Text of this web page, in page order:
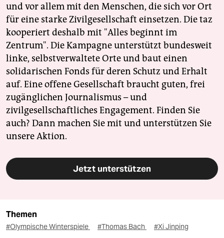
und vor allem mit den Menschen, die sich vor Ort
für eine starke Zivilgesellschaft einsetzen. Die taz
kooperiert deshalb mit "Alles beginnt im
Zentrum". Die Kampagne unterstützt bundesweit
linke, selbstverwaltete Orte und baut einen
solidarischen Fonds für deren Schutz und Erhalt
auf. Eine offene Gesellschaft braucht guten, frei
zugänglichen Journalismus – und
zivilgesellschaftliches Engagement. Finden Sie
auch? Dann machen Sie mit und unterstützen Sie
unsere Aktion.
Jetzt unterstützen
Themen
#Olympische Winterspiele #Thomas Bach #Xi Jinping